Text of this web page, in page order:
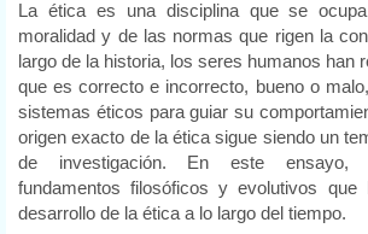
La ética es una disciplina que se
moralidad y de las normas que rigen la
largo de la historia, los seres humanos han
que es correcto e incorrecto, bueno o
sistemas éticos para guiar su
origen exacto de la ética sigue siendo un
de investigación. En este ensayo,
fundamentos filosóficos y evolutivos que
desarrollo de la ética a lo largo del tiempo.